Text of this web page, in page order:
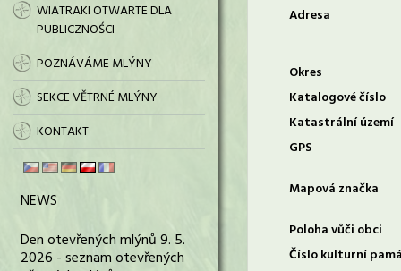
WIATRAKI OTWARTE DLA
PUBLICZNOŚCI
POZNÁVÁME MLÝNY
SEKCE VĚTRNÉ MLÝNY
KONTAKT
NEWS
Den otevřených mlýnů 9. 5.
2026 - seznam otevřených
Adresa
Okres
Katalogové číslo
Katastrální území
GPS
Mapová značka
Poloha vůči obci
Číslo kulturní